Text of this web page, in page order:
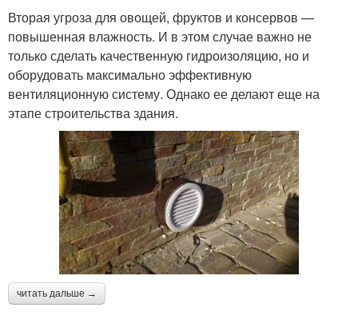
Вторая угроза для овощей, фруктов и консервов —
повышенная влажность. И в этом случае важно не
только сделать качественную гидроизоляцию, но и
оборудовать максимально эффективную
вентиляционную систему. Однако ее делают еще на
этапе строительства здания.
читать дальше →